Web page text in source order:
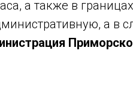
а также в
а в